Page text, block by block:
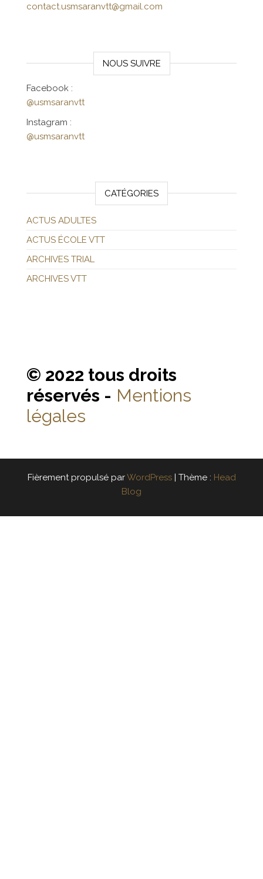
contact.usmsaranvtt@gmail.com
NOUS SUIVRE
Facebook :
@usmsaranvtt
Instagram :
@usmsaranvtt
CATÉGORIES
ACTUS ADULTES
ACTUS ÉCOLE VTT
ARCHIVES TRIAL
ARCHIVES VTT
© 2022 tous droits
réservés - Mentions
légales
Fièrement propulsé parWordPress | Thème : Head
Blog